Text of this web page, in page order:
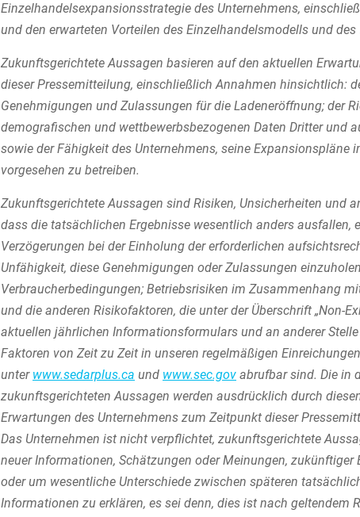
Einzelhandelsexpansionsstrategie des Unternehmens,
und den erwarteten Vorteilen des Einzelhandelsmodells und
Zukunftsgerichtete Aussagen basieren auf den aktuellen
dieser Pressemitteilung, einschließlich Annahmen hinsichtlich:
Genehmigungen und Zulassungen für die Ladeneröffnung; der
demografischen und wettbewerbsbezogenen Daten Dritter und
sowie der Fähigkeit des Unternehmens, seine
vorgesehen zu betreiben.
Zukunftsgerichtete Aussagen sind Risiken, Unsicherheiten und
dass die tatsächlichen Ergebnisse wesentlich anders ausfallen,
Verzögerungen bei der Einholung der erforderlichen
Unfähigkeit, diese Genehmigungen oder Zulassungen
Verbraucherbedingungen; Betriebsrisiken im Zusammenhang
und die anderen Risikofaktoren, die unter der Überschrift „Non-
aktuellen jährlichen Informationsformulars und an anderer
Faktoren von Zeit zu Zeit in unseren regelmäßigen
unter www.sedarplus.ca und www.sec.gov abrufbar sind. Die in
zukunftsgerichteten Aussagen werden ausdrücklich durch
Erwartungen des Unternehmens zum Zeitpunkt dieser
Das Unternehmen ist nicht verpflichtet, zukunftsgerichtete
neuer Informationen, Schätzungen oder Meinungen, zukünftiger
oder um wesentliche Unterschiede zwischen späteren
Informationen zu erklären, es sei denn, dies ist nach geltendem